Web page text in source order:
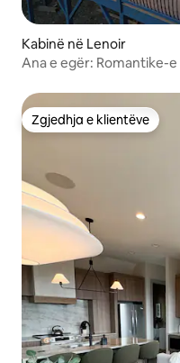
Kabinë në Lenoir
Ana e egër: Romantike-
Zgjedhja e klientëve
Zgjedhja e klientëve